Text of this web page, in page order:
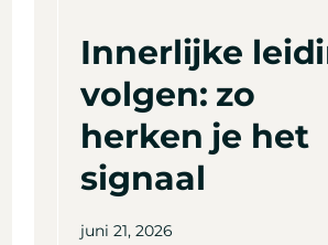
Innerlijke
volgen: zo
herken je het
signaal
juni 21, 2026